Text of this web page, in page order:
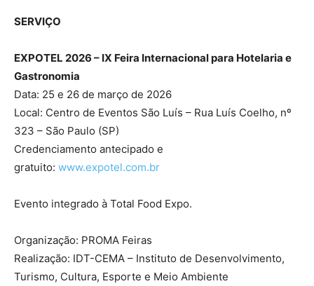
SERVIÇO
EXPOTEL 2026 – IX Feira Internacional para Hotelaria e
Gastronomia
Data: 25 e 26 de março de 2026
Local: Centro de Eventos São Luís – Rua Luís Coelho, nº
323 – São Paulo (SP)
Credenciamento antecipado e
gratuito: www.expotel.com.br
Evento integrado à Total Food Expo.
Organização: PROMA Feiras
Realização: IDT-CEMA – Instituto de Desenvolvimento,
Turismo, Cultura, Esporte e Meio Ambiente